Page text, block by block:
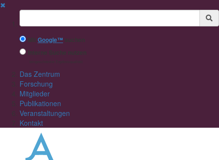
✖
Suchbegriff
Mit Google™ suchen
Interne Suche nutzen
Das Zentrum
Forschung
Mitglieder
Publikationen
Veranstaltungen
Kontakt